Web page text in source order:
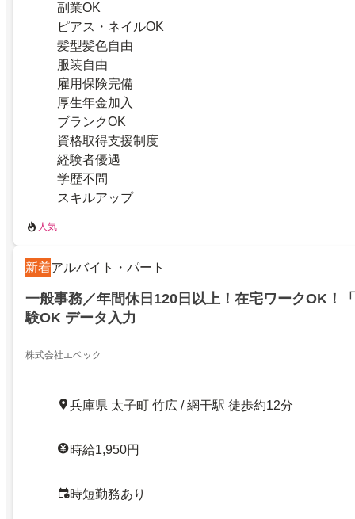
副業OK
ピアス・ネイルOK
髪型髪色自由
服装自由
雇用保険完備
厚生年金加入
ブランクOK
資格取得支援制度
経験者優遇
学歴不問
スキルアップ
人気
新着アルバイト・パート
一般事務／年間休日120日以上！在宅ワークOK！
験OK データ入力
株式会社エベック
兵庫県 太子町 竹広 / 網干駅 徒歩約12分
時給1,950円
時短勤務あり